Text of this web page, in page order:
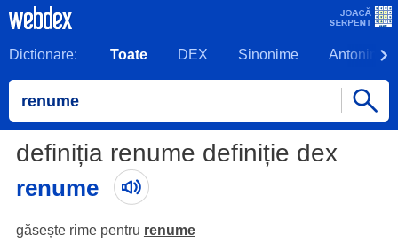
Dictionare: Toate DEX Sinonime Antonime
definiția renume definiție dex
renume
găsește rime pentru renume